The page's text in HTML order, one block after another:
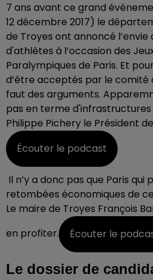
7 ans avant ce grand
12 décembre 2017) le
de Troyes ont annoncé l’envie
d'athlètes à l’occasion des
Paralympiques de Paris. Et
d’être acceptés par le comité
faut des arguments.
pas en terme
Philippe Pichery le Président de
Écouter le podcast
Il n’y a donc pas que Paris
retombées économiques de
Le maire de Troyes François
en profiter.
Écouter le
Le dossier de